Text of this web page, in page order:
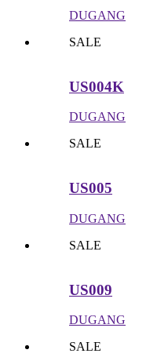
DUGANG
SALE
US004K
DUGANG
SALE
US005
DUGANG
SALE
US009
DUGANG
SALE